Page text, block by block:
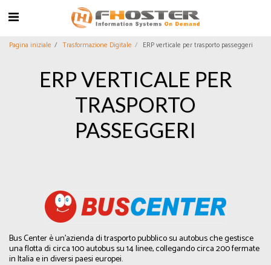
Pagina iniziale Trasformazione Digitale ERP verticale per trasporto passeggeri
ERP VERTICALE PER
TRASPORTO
PASSEGGERI
Bus Center è un'azienda di trasporto pubblico su autobus che gestisce
una flotta di circa 100 autobus su 14 linee, collegando circa 200 fermate
in Italia e in diversi paesi europei.